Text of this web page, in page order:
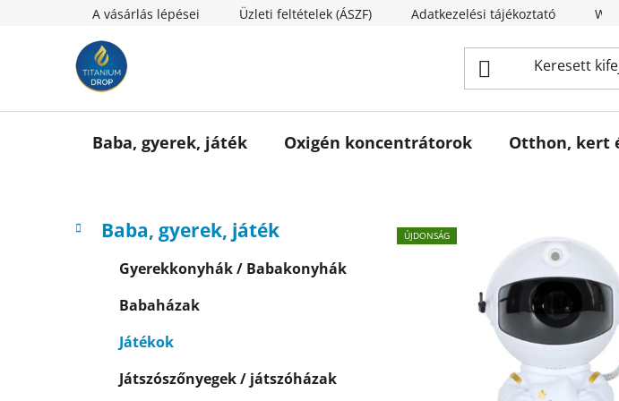
tartalomhoz
A vásárlás lépései Üzleti feltételek (ÁSZF) Adatkezelési tájékoztató
Baba, gyerek, játék Oxigén koncentrátorok Otthon, kert
O
Kategóriák
átugrása
K
a
Baba, gyerek, játék
Gyerekkonyhák / Babakonyhák
Babaházak
Játékok
Játszószőnyegek / játszóházak
ÚJDONSÁG